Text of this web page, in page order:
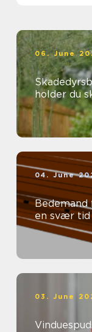
06. June
holder du
04. June
Bedemand
en svær tid
03. June
Vinduespudser